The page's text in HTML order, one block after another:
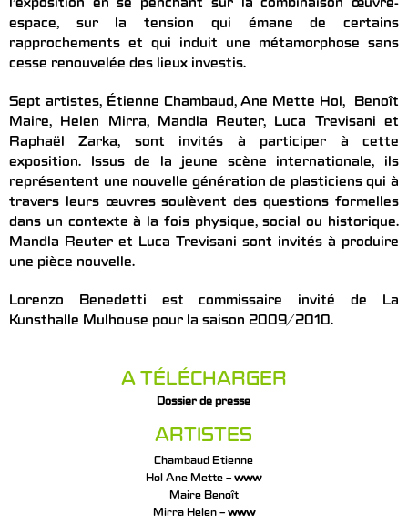
l’exposition en se penchant sur la combinaison œuvre-
espace, sur la tension qui émane de certains
rapprochements et qui induit une métamorphose sans
cesse renouvelée des lieux investis.
Sept artistes, Étienne Chambaud, Ane Mette Hol, Benoît
Maire, Helen Mirra, Mandla Reuter, Luca Trevisani et
Raphaël Zarka, sont invités à participer à cette
exposition. Issus de la jeune scène internationale, ils
représentent une nouvelle génération de plasticiens qui à
travers leurs œuvres soulèvent des questions formelles
dans un contexte à la fois physique, social ou historique.
Mandla Reuter et Luca Trevisani sont invités à produire
une pièce nouvelle.
Lorenzo Benedetti est commissaire invité de La
Kunsthalle Mulhouse pour la saison 2009/2010.
A TÉLÉCHARGER
Dossier de presse
ARTISTES
Chambaud Etienne
Hol Ane Mette –www
Maire Benoît
Mirra Helen – www